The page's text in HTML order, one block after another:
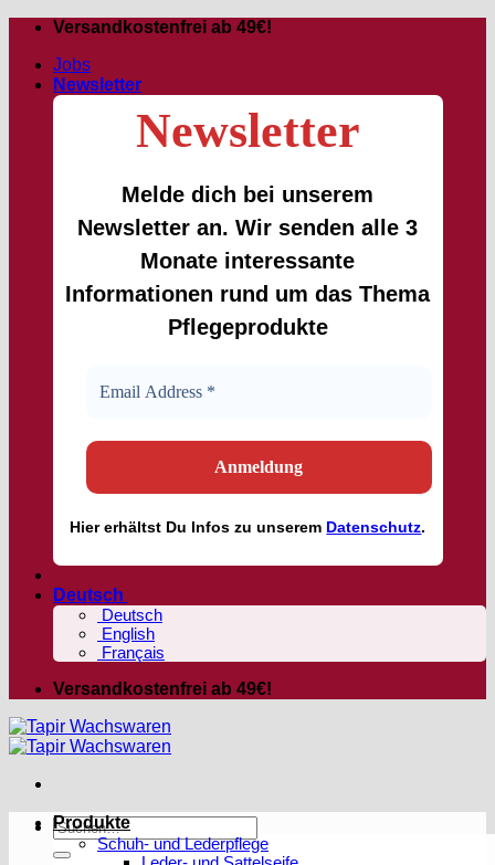
Zum
springen
Versandkostenfrei ab 49€!
Jobs
Newsletter
Newsletter
Melde dich bei unserem
Newsletter an. Wir senden alle 3
Monate interessante
Informationen rund um das Thema
Pflegeprodukte
Hiererhältst Du Infos zu unserem Datenschutz.
Deutsch
Deutsch
English
Français
Versandkostenfrei ab 49€!
Suchen
nach:
Produkte
Schuh- und Lederpflege